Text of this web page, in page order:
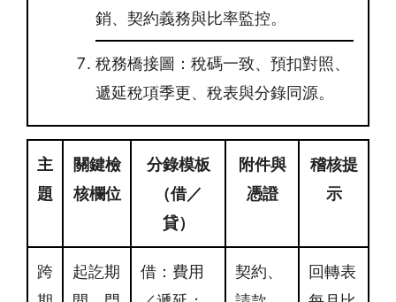
銷、契約義務與比率監控。
稅務橋接圖：稅碼一致、預扣對照、
遞延稅項季更、稅表與分錄同源。
主
題
關鍵檢
核欄位
分錄模板
（借／
貸）
附件與
憑證
稽核提
示
跨
起訖期
借：費用
契約、
回轉表